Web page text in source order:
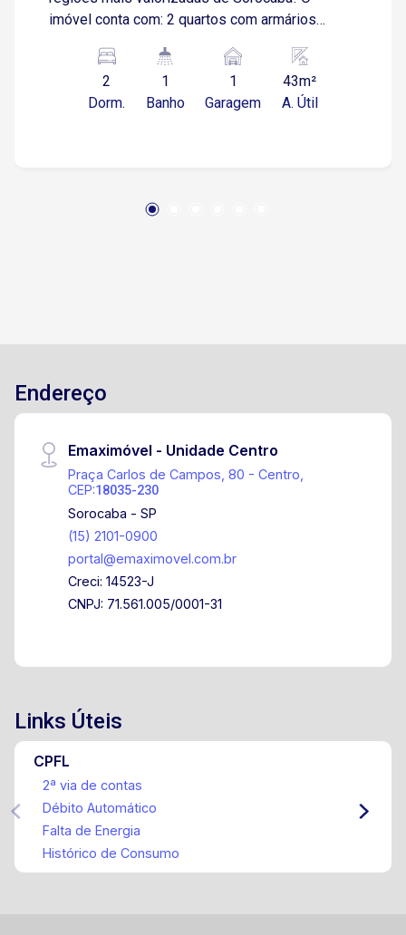
imóvel conta com: 2 quartos com armários
2 ambientes, equipada com sofá e painel
Cozinha com armários planejados, geladeira e
fogão Banheiro com box blindex Área de serviço
minutos da Avenida Antônio Carlos Comitre,
regiões Região com supermercados, farmácias,
escolas e restaurantes próximos Imóvel ideal
excelente localização! Entre em contato para
mais informações e agende uma visita!
2
Dorm.
1
Banho
1
Garagem
43m²
A. Útil
Endereço
Emaximóvel - Unidade Centro
Praça Carlos de Campos, 80 - Centro,
CEP:18035-230
Sorocaba - SP
(15) 2101-0900
portal@emaximovel.com.br
Creci: 14523-J
CNPJ: 71.561.005/0001-31
Links Úteis
CPFL
2ª via de contas
Débito Automático
Falta de Energia
Histórico de Consumo